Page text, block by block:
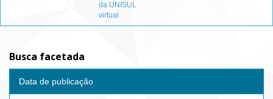
da UNISUL
virtual
Busca facetada
Data de publicação